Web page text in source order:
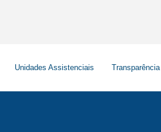
Unidades Assistenciais Transparência